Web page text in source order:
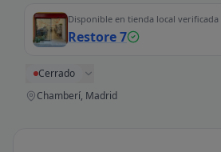
Disponible en tienda local verificada
Restore 7
Cerrado
Chamberí, Madrid